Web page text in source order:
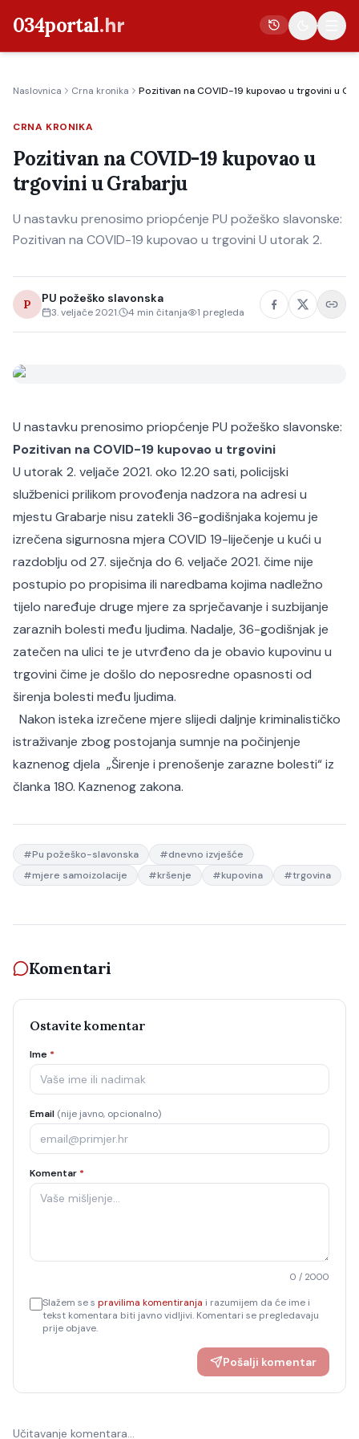
034portal.hr
Crna kronika
Poljoprivreda
Politika
Gospodarstvo
Život
Kultura
Sport
Naslovnica Crna kronika Pozitivan na COVID-19 kupovao u trgovini u
CRNA KRONIKA
Pozitivan na COVID-19 kupovao u
trgovini u Grabarju
U nastavku prenosimo priopćenje PU požeško slavonske:
Pozitivan na COVID-19 kupovao u trgovini U utorak 2.
P PU požeško slavonska
3. veljače 2021. 4 min čitanja 1 pregleda
U nastavku prenosimo priopćenje PU požeško slavonske:
Pozitivan na COVID-19 kupovao u trgovini
U utorak 2. veljače 2021. oko 12.20 sati, policijski
službenici prilikom provođenja nadzora na adresi u
mjestu Grabarje nisu zatekli 36-godišnjaka kojemu je
izrečena sigurnosna mjera COVID 19-liječenje u kući u
razdoblju od 27. siječnja do 6. veljače 2021. čime nije
postupio po propisima ili naredbama kojima nadležno
tijelo naređuje druge mjere za sprječavanje i suzbijanje
zaraznih bolesti među ljudima. Nadalje, 36-godišnjak je
zatečen na ulici te je utvrđeno da je obavio kupovinu u
trgovini čime je došlo do neposredne opasnosti od
širenja bolesti među ljudima.
Nakon isteka izrečene mjere slijedi daljnje kriminalističko
istraživanje zbog postojanja sumnje na počinjenje
kaznenog djela „Širenje i prenošenje zarazne bolesti“ iz
članka 180. Kaznenog zakona.
#Pu požeško-slavonska #dnevno izvješće
#mjere samoizolacije #kršenje #kupovina #trgovina
Komentari
Ostavite komentar
Ime *
Email (nije javno, opcionalno)
Komentar *
0 / 2000
Slažem se s pravilima komentiranja i razumijem da će ime i
tekst komentara biti javno vidljivi. Komentari se pregledavaju
prije objave.
Pošalji komentar
Učitavanje komentara…